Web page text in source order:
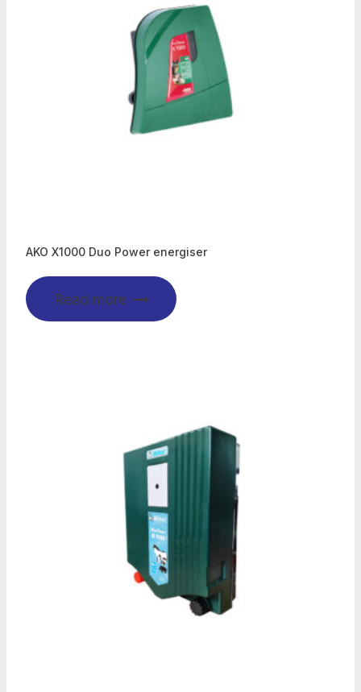
AKO X1000 Duo Power energiser
Read more